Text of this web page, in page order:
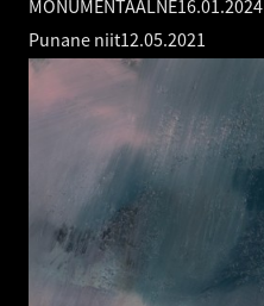
MONUMENTAALNE16.01.2024
Punane niit12.05.2021